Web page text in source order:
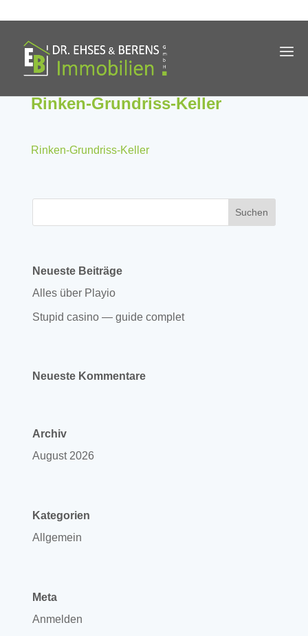
Rinken-Grundriss-Keller
Rinken-Grundriss-Keller
Neueste Beiträge
Alles über Playio
Stupid casino — guide complet
Neueste Kommentare
Archiv
August 2026
Kategorien
Allgemein
Meta
Anmelden